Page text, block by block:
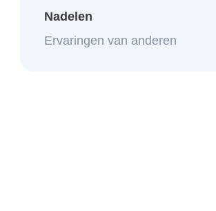
Nadelen
Ervaringen van anderen